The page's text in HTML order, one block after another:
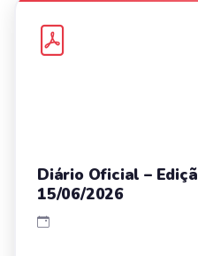
Diário Oficial –
15/06/2026